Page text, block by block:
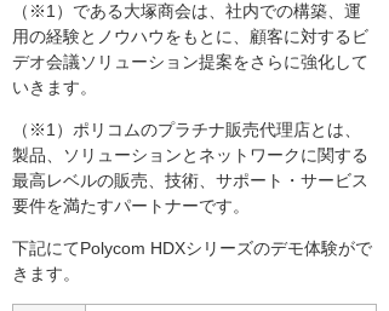
（※1）である大塚商会は、社内での構築、運
用の経験とノウハウをもとに、顧客に対するビ
デオ会議ソリューション提案をさらに強化して
いきます。
（※1）ポリコムのプラチナ販売代理店とは、
製品、ソリューションとネットワークに関する
最高レベルの販売、技術、サポート・サービス
要件を満たすパートナーです。
下記にてPolycom HDXシリーズのデモ体験がで
きます。